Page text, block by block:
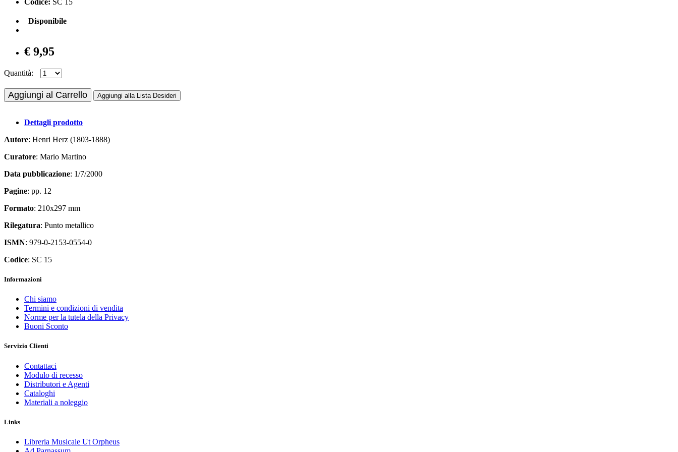
Codice: SC 15
Disponibile
€ 9,95
Quantità:
Aggiungi al Carrello Aggiungi alla Lista Desideri
Dettagli prodotto
Autore: Henri Herz (1803-1888)
Curatore: Mario Martino
Data pubblicazione: 1/7/2000
Pagine: pp. 12
Formato: 210x297 mm
Rilegatura: Punto metallico
ISMN: 979-0-2153-0554-0
Codice: SC 15
Informazioni
Chi siamo
Termini e condizioni di vendita
Norme per la tutela della Privacy
Buoni Sconto
Servizio Clienti
Contattaci
Modulo di recesso
Distributori e Agenti
Cataloghi
Materiali a noleggio
Links
Libreria Musicale Ut Orpheus